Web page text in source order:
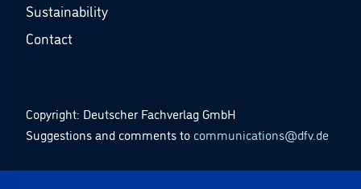
Sustainability
Contact
Copyright: Deutscher Fachverlag GmbH
Suggestions and comments to communications@dfv.de